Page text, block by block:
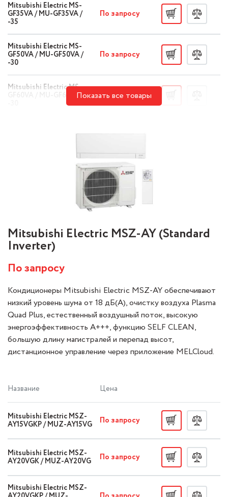
Mitsubishi Electric MS-
GF35VA / MU-GF35VA /
-35
По запросу
Mitsubishi Electric MS-
GF50VA / MU-GF50VA /
-30
По запросу
Mitsubishi Electric MS-
GF60VA / MU-GF60VA /
По запросу
Показать все товары
Mitsubishi Electric MSZ-AY (Standard
Inverter)
По запросу
Кондиционеры Mitsubishi Electric MSZ-AY обеспечивают
низкий уровень шума от 18 дБ(A), очистку воздуха Plasma
Quad Plus, естественный воздушный поток, высокую
энергоэффективность A+++, функцию SELF CLEAN,
большую длину магистралей и перепад высот,
дистанционное управление через приложение MELCloud.
Название Цена
Mitsubishi Electric MSZ-
AY15VGKP / MUZ-AY15VG
По запросу
Mitsubishi Electric MSZ-
AY20VGK / MUZ-AY20VG
По запросу
Mitsubishi Electric MSZ-